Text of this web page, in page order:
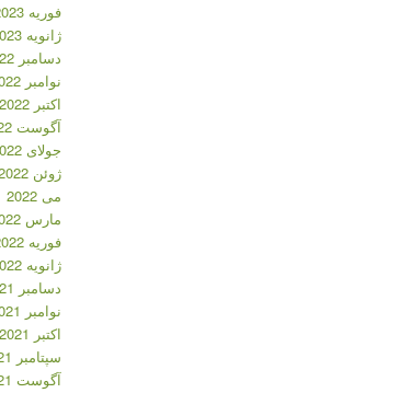
فوریه 2023
ژانویه 2023
دسامبر 2022
نوامبر 2022
اکتبر 2022
آگوست 2022
جولای 2022
ژوئن 2022
می 2022
مارس 2022
فوریه 2022
ژانویه 2022
دسامبر 2021
نوامبر 2021
اکتبر 2021
سپتامبر 2021
آگوست 2021